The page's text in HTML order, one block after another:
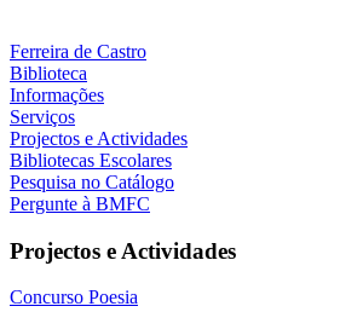
Ferreira de Castro
Biblioteca
Informações
Serviços
Projectos e Actividades
Bibliotecas Escolares
Pesquisa no Catálogo
Pergunte à BMFC
Projectos e Actividades
Concurso Poesia